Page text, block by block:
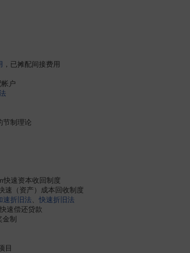
，已摊配间接费用
户
节制理论
速资本收回制度
速（资产）成本回收制度
速折旧法、 快速折旧法
速偿还贷款
制
目